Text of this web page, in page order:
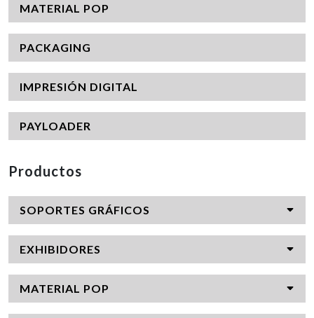
MATERIAL POP
PACKAGING
IMPRESIÓN DIGITAL
PAYLOADER
Productos
SOPORTES GRÁFICOS
EXHIBIDORES
MATERIAL POP